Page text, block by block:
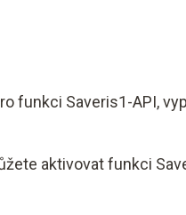
funkci Saveris1-API,
aktivovat funkci